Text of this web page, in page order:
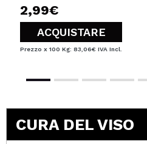
2,99€
ACQUISTARE
Prezzo x 100 Kg: 83,06€ IVA Incl.
CURA DEL VISO